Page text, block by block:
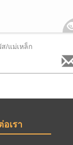
/แม่เหล็ก
เรา